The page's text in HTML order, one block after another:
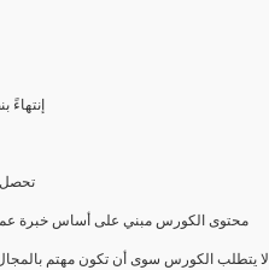
تحصل
محتوى الكورس مبني على أساس خبرة عملية
لا يتطلب الكورس سوى أن تكون مهتم